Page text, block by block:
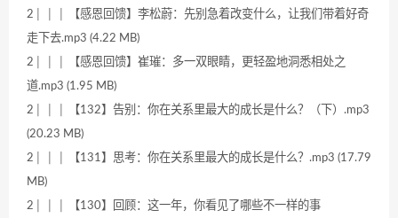
2│ │ │ 【感恩回馈】李松蔚：先别急着改变什么，让我们带着好奇
走下去.mp3 (4.22 MB)
2│ │ │ 【感恩回馈】崔璀：多一双眼睛，更轻盈地洞悉相处之
道.mp3 (1.95 MB)
2│ │ │ 【132】告别：你在关系里最大的成长是什么？（下）.mp3
(20.23 MB)
2│ │ │ 【131】思考：你在关系里最大的成长是什么？.mp3 (17.79
MB)
2│ │ │ 【130】回顾：这一年，你看见了哪些不一样的事